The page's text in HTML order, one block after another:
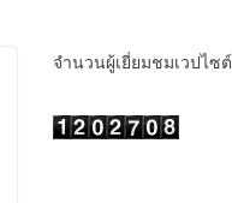
จำนวนผู้เยี่ยมชมเวปไซต์